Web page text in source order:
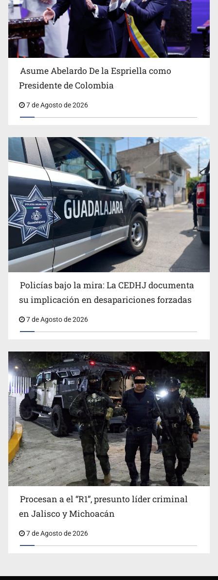
Cae en Zapopan prófugo estadounidense buscado por
Interpol
UdeG convierte residuos de agave en biotextil
Policías bajo la mira: La CEDHJ documenta su
Asume Abelardo De la Espriella como
Presidente de Colombia
7 de Agosto de 2026
Policías bajo la mira: La CEDHJ documenta
su implicación en desapariciones forzadas
7 de Agosto de 2026
Procesan a el “R1”, presunto líder criminal
en Jalisco y Michoacán
7 de Agosto de 2026